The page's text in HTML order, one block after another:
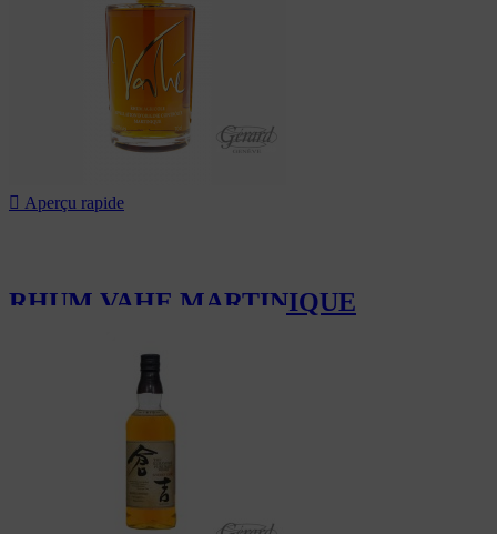
 Aperçu rapide
RHUM VAHE MARTINIQUE